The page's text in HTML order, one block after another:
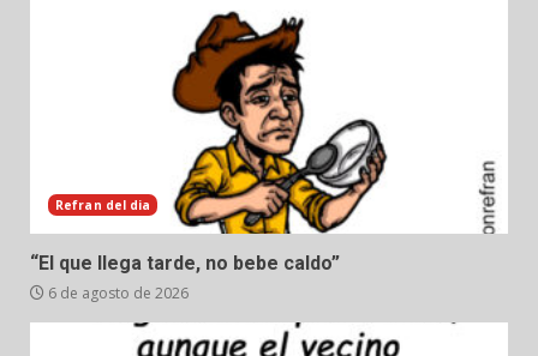
Refran del dia
“El que llega tarde, no bebe caldo”
6 de agosto de 2026